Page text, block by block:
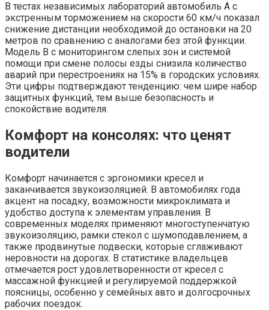
В тестах независимых лабораторий автомобиль A с
экстренным торможением на скорости 60 км/ч показал
снижение дистанции необходимой до остановки на 20
метров по сравнению с аналогами без этой функции.
Модель B с мониторингом слепых зон и системой
помощи при смене полосы езды снизила количество
аварий при перестроениях на 15% в городских условиях.
Эти цифры подтверждают тенденцию: чем шире набор
защитных функций, тем выше безопасность и
спокойствие водителя.
Комфорт на консолях: что ценят
водители
Комфорт начинается с эргономики кресел и
заканчивается звукоизоляцией. В автомобилях года
акцент на посадку, возможности микроклимата и
удобство доступа к элементам управления. В
современных моделях применяют многоступенчатую
звукоизоляцию, рамки стекол с шумоподавлением, а
также продвинутые подвески, которые сглаживают
неровности на дорогах. В статистике владельцев
отмечается рост удовлетворенности от кресел с
массажной функцией и регулируемой поддержкой
поясницы, особенно у семейных авто и долгосрочных
рабочих поездок.